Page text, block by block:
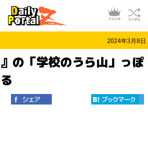
2024年3月8日
の「学校のうら山」っぽ